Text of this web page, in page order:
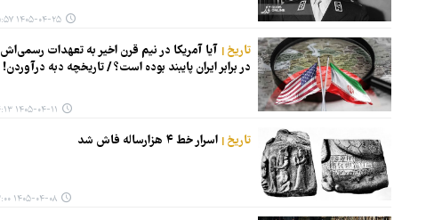
۱۴۰۵-۰۴-۲۵ ۰۵:۵۷
تاریخ آیا آمریکا در نیم قرن اخیر به تعهدات رسمی‌اش
در برابر ایران پایبند بوده است؟ / تاریخچه دبه درآوردن!
۱۴۰۵-۰۴-۱۱ ۰۴:۱۳
تاریخ اسرار خط ۴ هزارساله فاش شد
۱۴۰۵-۰۴-۰۸ ۱۳:۰۰